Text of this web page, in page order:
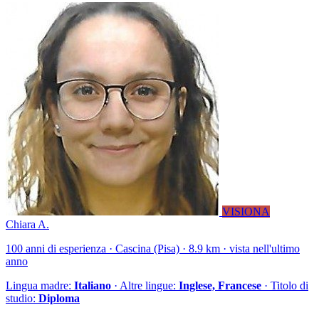
VISIONA
Chiara A.
100 anni di esperienza · Cascina (Pisa) · 8.9 km · vista nell'ultimo
anno
Lingua madre: Italiano · Altre lingue: Inglese, Francese · Titolo di
studio: Diploma